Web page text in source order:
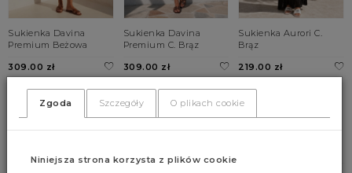
Sukienka Davina
Premium Beżowa
309.00 zł
Sukienka Davina
Premium C. Brąz
309.00 zł
Sukienka Aurori C.
Brąz
219.00 zł
Zgoda Szczegóły O plikach cookie
Niniejsza strona korzysta z plików cookie